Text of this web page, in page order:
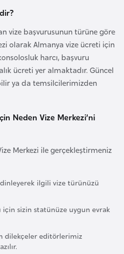
vize başvurusunun türüne göre
olarak Almanya vize ücreti için
harcı, başvuru
ücreti yer almaktadır. Güncel
ya da temsilcilerimizden
Neden Vize Merkezi’ni
Merkezi ile gerçekleştirmeniz
ilgili vize türünüzü
sizin statünüze uygun evrak
dilekçeler editörlerimiz